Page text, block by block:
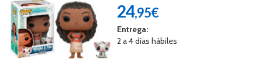
24,95€
Entrega:
2 a 4 días hábiles